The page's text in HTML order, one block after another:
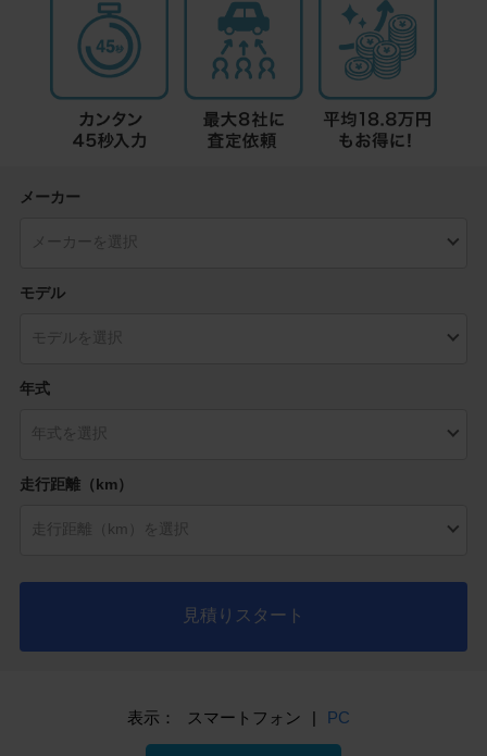
メーカー
モデル
年式
走行距離（km）
見積りスタート
表示： スマートフォン | PC